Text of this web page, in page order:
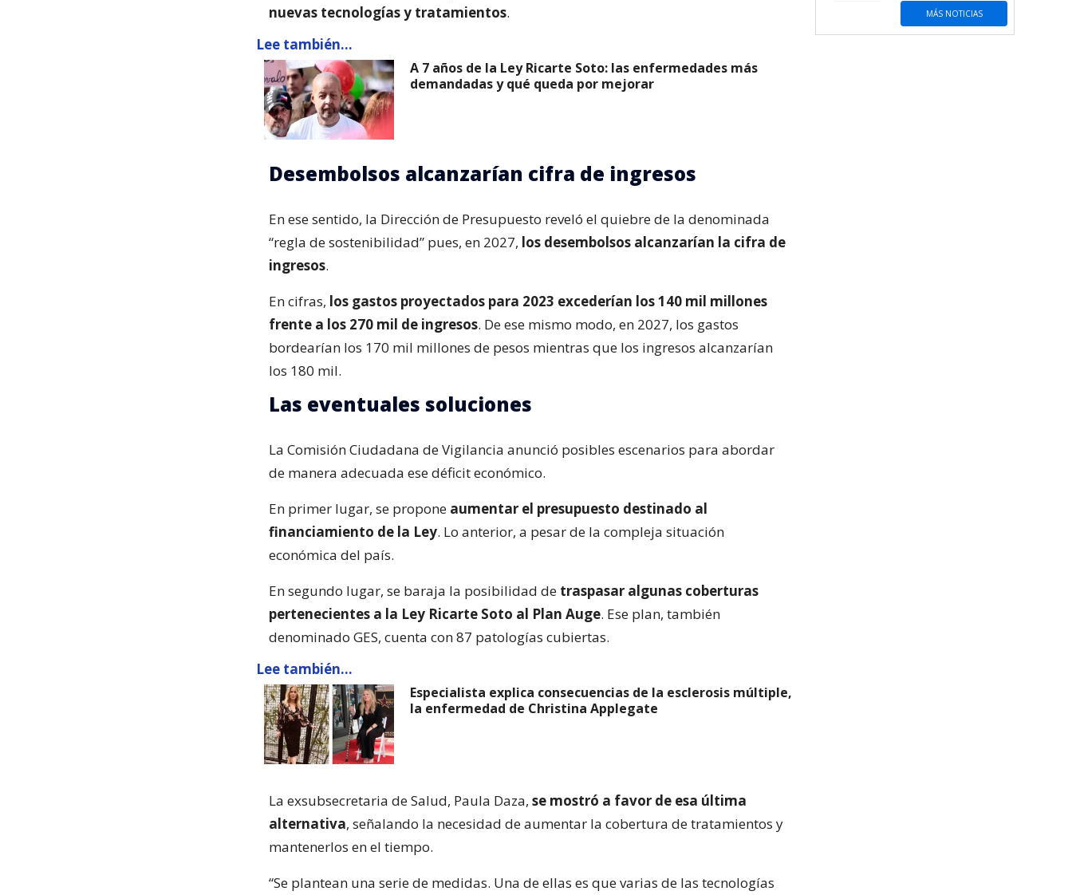
nuevas tecnologías y tratamientos.
Lee también...
A 7 años de la Ley Ricarte Soto: las enfermedades más
demandadas y qué queda por mejorar
Desembolsos alcanzarían cifra de ingresos
En ese sentido, la Dirección de Presupuesto reveló el quiebre de la denominada
“regla de sostenibilidad” pues, en 2027, los desembolsos alcanzarían la cifra de
ingresos.
En cifras, los gastos proyectados para 2023 excederían los 140 mil millones
frente a los 270 mil de ingresos. De ese mismo modo, en 2027, los gastos
bordearían los 170 mil millones de pesos mientras que los ingresos alcanzarían
los 180 mil.
Las eventuales soluciones
La Comisión Ciudadana de Vigilancia anunció posibles escenarios para abordar
de manera adecuada ese déficit económico.
En primer lugar, se propone aumentar el presupuesto destinado al
financiamiento de la Ley. Lo anterior, a pesar de la compleja situación
económica del país.
En segundo lugar, se baraja la posibilidad de traspasar algunas coberturas
pertenecientes a la Ley Ricarte Soto al Plan Auge. Ese plan, también
denominado GES, cuenta con 87 patologías cubiertas.
Lee también...
Especialista explica consecuencias de la esclerosis múltiple,
la enfermedad de Christina Applegate
La exsubsecretaria de Salud, Paula Daza, se mostró a favor de esa última
alternativa, señalando la necesidad de aumentar la cobertura de tratamientos y
mantenerlos en el tiempo.
“Se plantean una serie de medidas. Una de ellas es que varias de las tecnologías
MÁS NOTICIAS